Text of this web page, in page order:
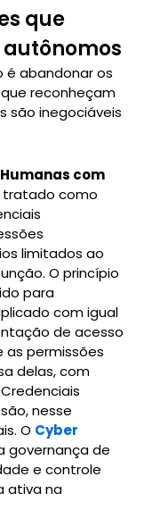
que
é abandonar os
reconheçam
são inegociáveis
com
tratado como
limitados ao
O princípio
para
com igual
de acesso
permissões
delas, com
nesse
O Cyber
governança de
e controle
ativa na